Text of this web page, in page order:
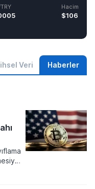
Hacim
$106
Veri Haberler